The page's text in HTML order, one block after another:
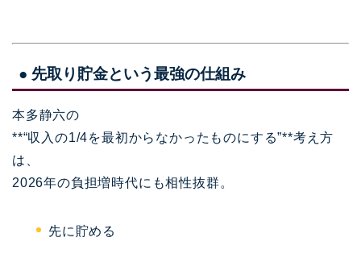
● 先取り貯金という最強の仕組み
本多静六の
**“収入の1/4を最初からなかったものにする”**考え方
は、
2026年の負担増時代にも相性抜群。
先に貯める